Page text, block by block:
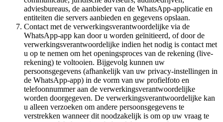
adviesbureaus, de aanbieder van de WhatsApp-applicatie en
entiteiten die servers aanbieden en gegevens opslaan.
Contact met de verwerkingsverantwoordelijke via de
WhatsApp-app kan door u worden geïnitieerd, of door de
verwerkingsverantwoordelijke indien het nodig is contact met
u op te nemen om het openingsproces van de rekening (live-
rekening) te voltooien. Bijgevolg kunnen uw
persoonsgegevens (afhankelijk van uw privacy-instellingen in
de WhatsApp-app) in de vorm van uw profielfoto en
telefoonnummer aan de verwerkingsverantwoordelijke
worden doorgegeven. De verwerkingsverantwoordelijke kan
u alleen verzoeken om andere persoonsgegevens te
verstrekken wanneer dit noodzakelijk is om op uw vraag te